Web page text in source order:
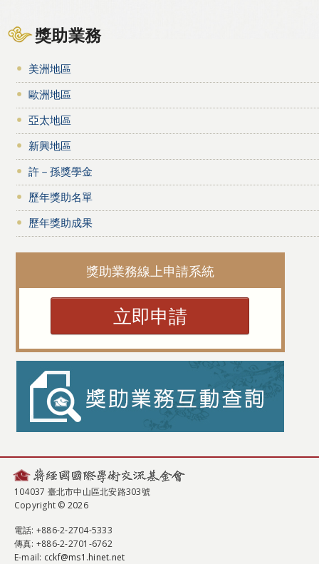
獎助業務
美洲地區
歐洲地區
亞太地區
新興地區
許－孫獎學金
歷年獎助名單
歷年獎助成果
獎助業務線上申請系統
立即申請
104037 臺北市中山區北安路303號
Copyright © 2026
電話: +886-2-2704-5333
傳真: +886-2-2701-6762
E-mail: cckf@ms1.hinet.net